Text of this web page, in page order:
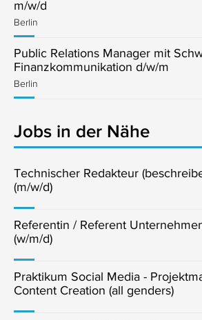
m/w/d
Berlin
Public Relations Manager mit
Finanzkommunikation d/w/m
Berlin
Jobs in der Nähe
Technischer Redakteur
(m/w/d)
Referentin / Referent
(w/m/d)
Praktikum Social Media -
Content Creation (all genders)